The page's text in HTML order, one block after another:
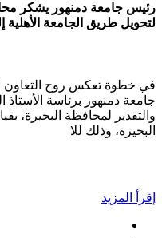
رئيس جامعة دمنهور يشكر
لتحويل طريق الجامعة الأهلية
في خطوة تعكس روح التعاون
جامعة دمنهور برئاسة
والتقدير لمحافظة البحيرة،
البحيرة، وذلك للا
إقرأ المزيد